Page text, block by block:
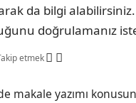
da bilgi alabilirsiniz.
doğrulamanız
etmek
makale yazımı